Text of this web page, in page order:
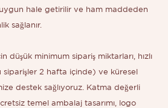
uygun hale getirilir ve ham maddeden
sağlanır.
düşük minimum sipariş miktarları, hızlı
2 hafta içinde) ve küresel
destek sağlıyoruz. Katma değerli
temel ambalaj tasarımı, logo